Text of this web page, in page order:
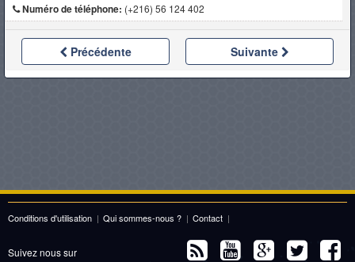
Numéro de téléphone: (+216) 56 124 402
Précédente Suivante
Conditions d'utilisation | Qui sommes-nous ? | Contact |
Suivez nous sur